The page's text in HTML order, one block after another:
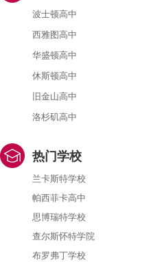
波士顿高中
西雅图高中
华盛顿高中
休斯顿高中
旧金山高中
洛杉矶高中
热门学校
兰卡斯特学校
帕西菲卡高中
思博瑞特学校
查尔斯怀特学院
布罗弗丁学校